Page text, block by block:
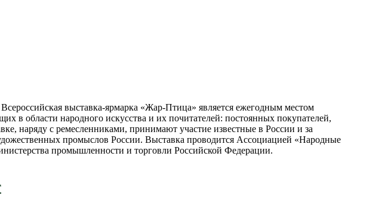
выставка-ярмарка «Жар-Птица» является ежегодным местом
в области народного искусства и их почитателей: постоянных покупателей,
наряду с ремесленниками, принимают участие известные в России и за
промыcлов России. Выставка проводится Ассоциацией «Народные
промышленности и торговли Российской Федерации.